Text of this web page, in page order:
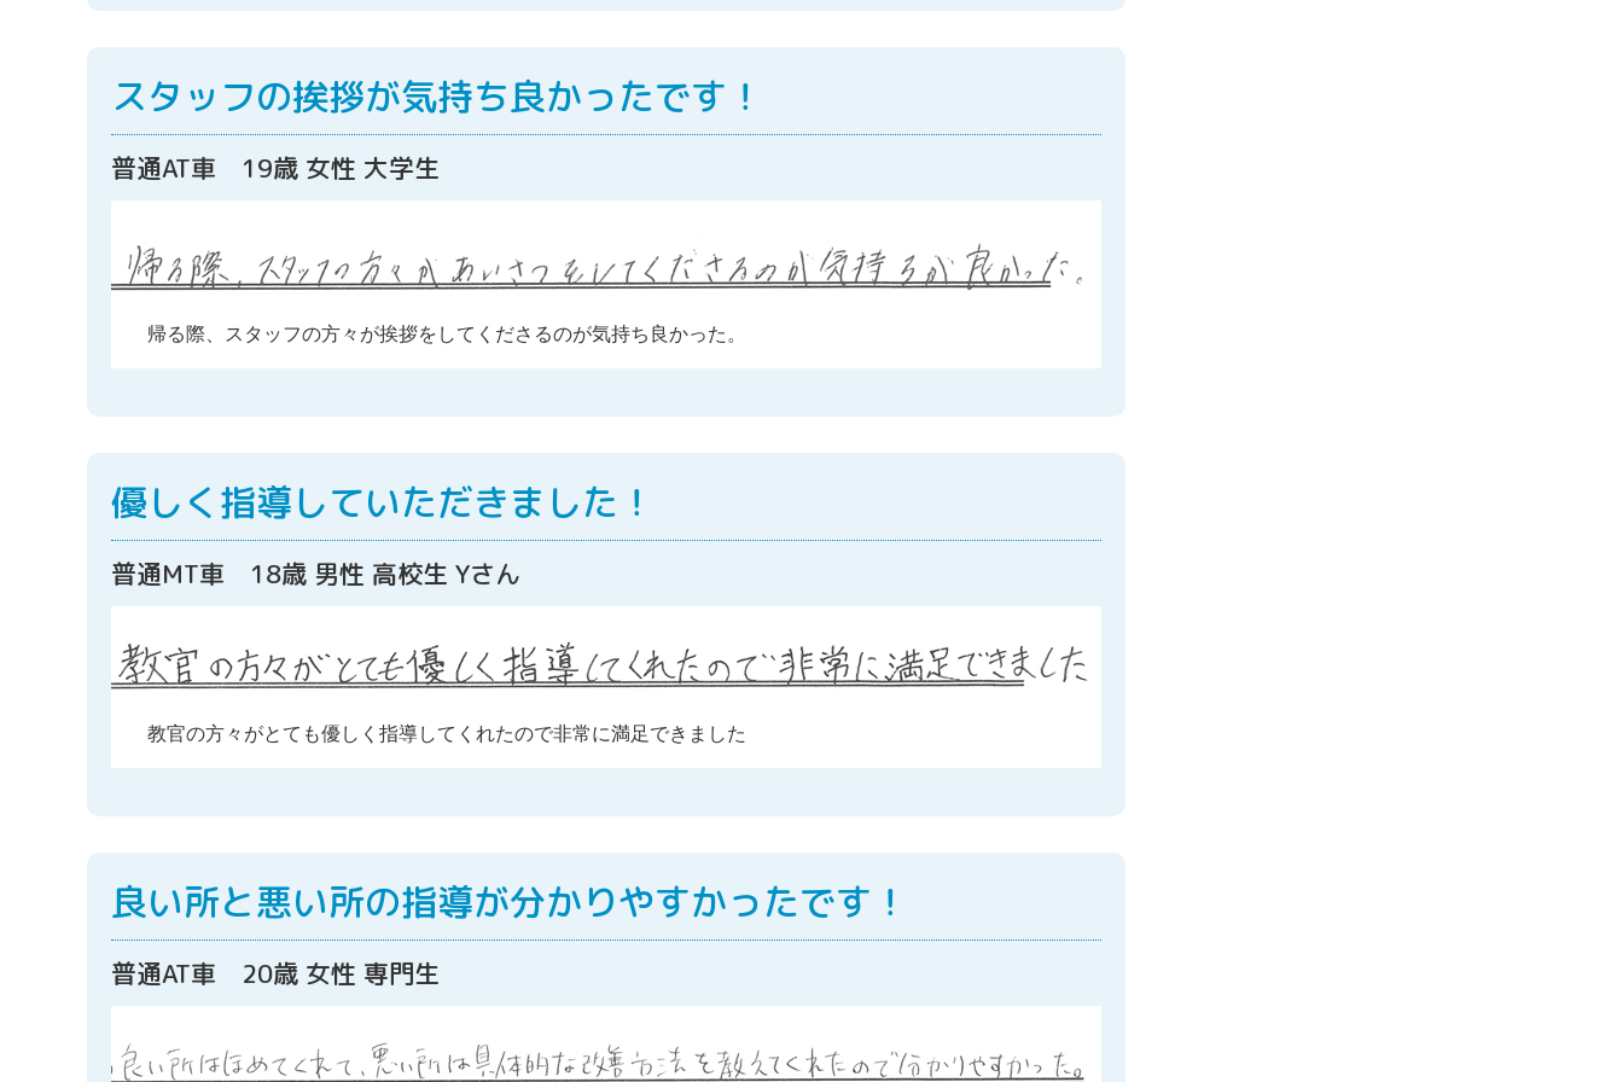
スタッフの挨拶が気持ち良かったです！
普通AT車 19歳 女性 大学生
帰る際、スタッフの方々が挨拶をしてくださるのが気持ち良かった。
優しく指導していただきました！
普通MT車 18歳 男性 高校生 Yさん
教官の方々がとても優しく指導してくれたので非常に満足できました
良い所と悪い所の指導が分かりやすかったです！
普通AT車 20歳 女性 専門生